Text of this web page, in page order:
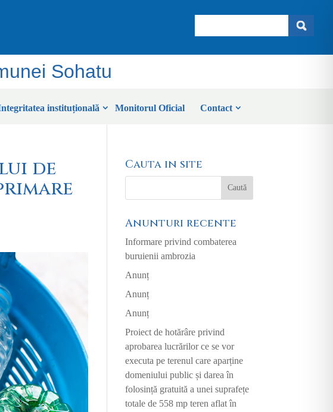
Sohatu
instituțională Monitorul Oficial Contact
de
Cauta in site
Anunturi recente
Informare privind combaterea
buruienii ambrozia
Anunț
Anunț
Anunț
Proiect de hotărâre privind
aprobarea lucrărilor ce se vor
executa pe terenul care aparține
domeniului public și darea în
folosință gratuită a unei suprafețe
totale de 558 mp teren aflat în